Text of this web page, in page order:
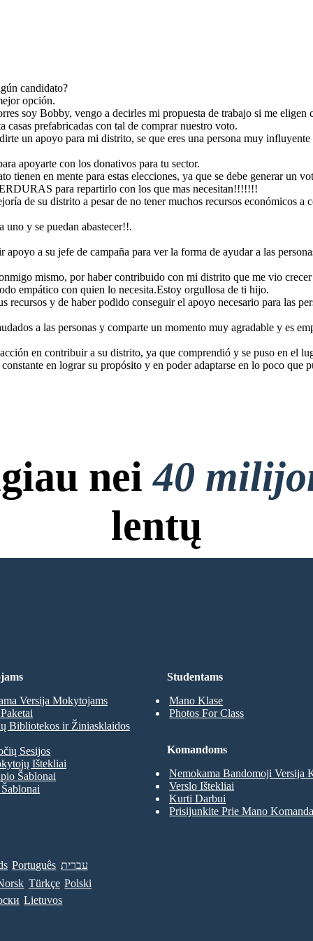
en contribuir
cada uno de las
con
adaptarse en lo
y así creando la
candidato?
opción.
soy Bobby, vengo a decirles mi propuesta de trabajo si me eligen
casas prefabricadas con tal de comprar nuestro voto.
un apoyo para mi distrito, se que eres una persona muy
apoyarte con los donativos para tu sector.
tienen en mente para estas elecciones, ya que se debe generar un
para repartirlo con los que mas necesitan!!!!!!!
de su distrito a pesar de no tener muchos recursos económicos
uno y se puedan abastecer!!.
a su jefe de campaña para ver la forma de ayudar a las
mismo, por haber contribuido con mi distrito que me vio
empático con quien lo necesita.Estoy orgullosa de ti hijo.
recursos y de haber podido conseguir el apoyo necesario para las
a las personas y comparte un momento muy agradable y es
en contribuir a su distrito, ya que comprendió y se puso en el
en lograr su propósito y en poder adaptarse en lo poco que
nei40
lentų
Nereikia Kredito Kortelės
Studentams
Mano Klase
Photos For Class
Versija Mokytojams
Bibliotekos ir Žiniasklaidos
Sesijos
Ištekliai
Šablonai
Komandoms
Nemokama Bandomoji Versija
Verslo Ištekliai
Kurti Darbui
Prisijunkite Prie Mano Komanda
Português עברית
Türkçe Polski
Lietuvos